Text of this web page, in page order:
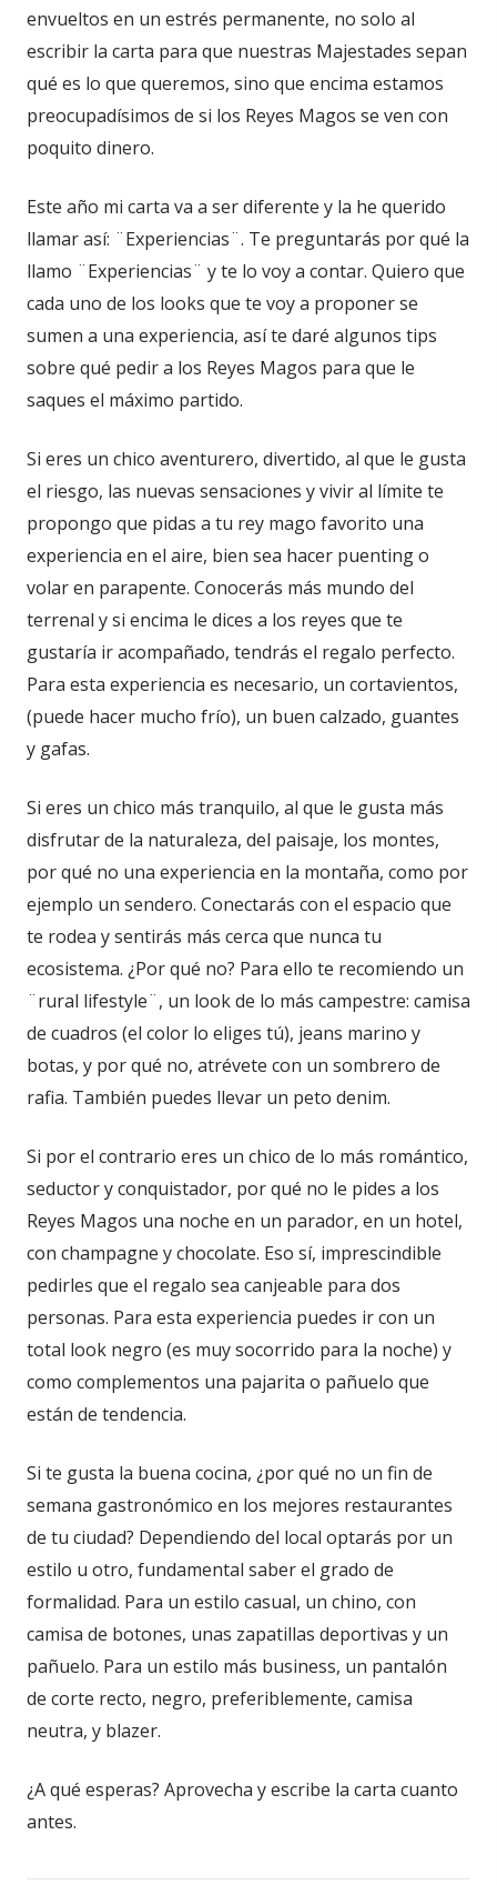
envueltos en un estrés permanente, no solo al
escribir la carta para que nuestras Majestades sepan
qué es lo que queremos, sino que encima estamos
preocupadísimos de si los Reyes Magos se ven con
poquito dinero.
Este año mi carta va a ser diferente y la he querido
llamar así: ¨Experiencias¨. Te preguntarás por qué la
llamo ¨Experiencias¨ y te lo voy a contar. Quiero que
cada uno de los looks que te voy a proponer se
sumen a una experiencia, así te daré algunos tips
sobre qué pedir a los Reyes Magos para que le
saques el máximo partido.
Si eres un chico aventurero, divertido, al que le gusta
el riesgo, las nuevas sensaciones y vivir al límite te
propongo que pidas a tu rey mago favorito una
experiencia en el aire, bien sea hacer puenting o
volar en parapente. Conocerás más mundo del
terrenal y si encima le dices a los reyes que te
gustaría ir acompañado, tendrás el regalo perfecto.
Para esta experiencia es necesario, un cortavientos,
(puede hacer mucho frío), un buen calzado, guantes
y gafas.
Si eres un chico más tranquilo, al que le gusta más
disfrutar de la naturaleza, del paisaje, los montes,
por qué no una experiencia en la montaña, como por
ejemplo un sendero. Conectarás con el espacio que
te rodea y sentirás más cerca que nunca tu
ecosistema. ¿Por qué no? Para ello te recomiendo un
¨rural lifestyle¨, un look de lo más campestre: camisa
de cuadros (el color lo eliges tú), jeans marino y
botas, y por qué no, atrévete con un sombrero de
rafia. También puedes llevar un peto denim.
Si por el contrario eres un chico de lo más romántico,
seductor y conquistador, por qué no le pides a los
Reyes Magos una noche en un parador, en un hotel,
con champagne y chocolate. Eso sí, imprescindible
pedirles que el regalo sea canjeable para dos
personas. Para esta experiencia puedes ir con un
total look negro (es muy socorrido para la noche) y
como complementos una pajarita o pañuelo que
están de tendencia.
Si te gusta la buena cocina, ¿por qué no un fin de
semana gastronómico en los mejores restaurantes
de tu ciudad? Dependiendo del local optarás por un
estilo u otro, fundamental saber el grado de
formalidad. Para un estilo casual, un chino, con
camisa de botones, unas zapatillas deportivas y un
pañuelo. Para un estilo más business, un pantalón
de corte recto, negro, preferiblemente, camisa
neutra, y blazer.
¿A qué esperas? Aprovecha y escribe la carta cuanto
antes.